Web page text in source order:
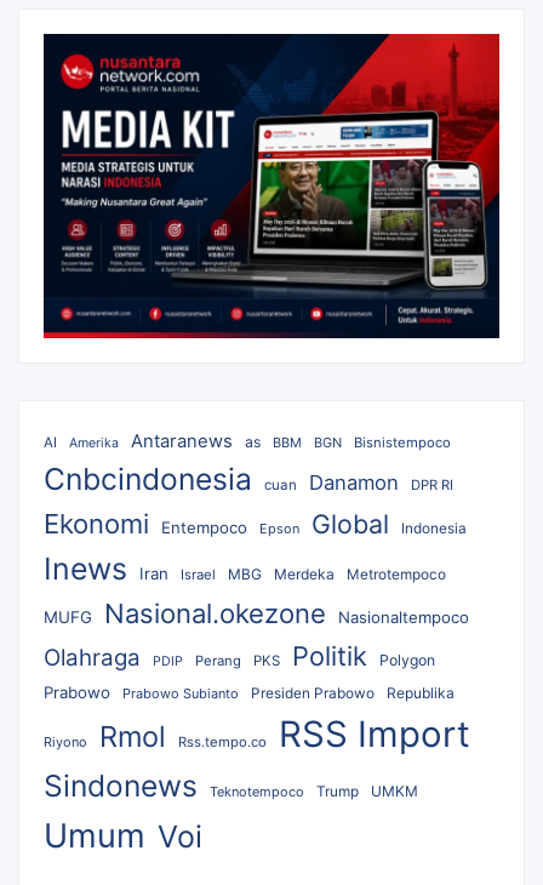
AI Amerika Antaranews as BBM BGN Bisnistempoco
Cnbcindonesia cuan Danamon DPR RI
Ekonomi Entempoco Epson Global Indonesia
Inews Iran Israel MBG Merdeka Metrotempoco
MUFG Nasional.okezone Nasionaltempoco
Olahraga PDIP Perang PKS Politik Polygon
Prabowo Prabowo Subianto Presiden Prabowo Republika
Riyono Rmol Rss.tempo.co RSS Import
Sindonews Teknotempoco Trump UMKM
Umum Voi